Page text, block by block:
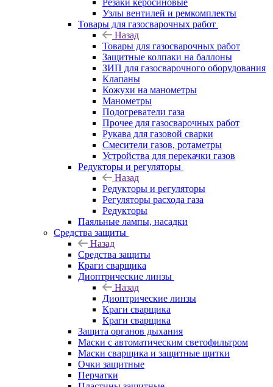
Резаки керосиновые
Узлы вентилей и ремкомплекты
Товары для газосварочных работ
Назад
Товары для газосварочных работ
Защитные колпаки на баллоны
ЗИП для газосварочного оборудования
Клапаны
Кожухи на манометры
Манометры
Подогреватели газа
Прочее для газосварочных работ
Рукава для газовой сварки
Смесители газов, ротаметры
Устройства для перекачки газов
Редукторы и регуляторы
Назад
Редукторы и регуляторы
Регуляторы расхода газа
Редукторы
Паяльные лампы, насадки
Средства защиты
Назад
Средства защиты
Краги сварщика
Диоптрические линзы
Назад
Диоптрические линзы
Краги сварщика
Краги сварщика
Защита органов дыхания
Маски с автоматическим светофильтром
Маски сварщика и защитные щитки
Очки защитные
Перчатки